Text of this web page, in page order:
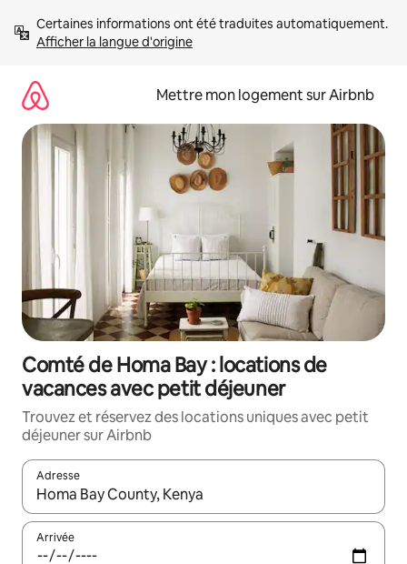
directement
Afficher la langue d'origine
Mettre mon logement sur Airbnb
Comté de Homa Bay : locations de
vacances avec petit déjeuner
Trouvez et réservez des locations uniques avec petit
déjeuner sur Airbnb
Adresse
Lorsque les résultats s'affichent, utilisez les flèches vers le
Arrivée